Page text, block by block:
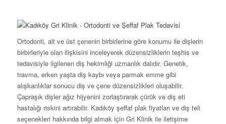
Ortodonti, alt ve üst çenenin birbirlerine göre konumu ile dişlerin
birbirleriyle olan ilişkisini inceleyerek düzensizliklerin teşhis ve
tedavisiyle ilgilenen diş hekimliği uzmanlık dalıdır. Genetik,
travma, erken yaşta diş kaybı veya parmak emme gibi
alışkanlıklar sonucu diş ve çene düzensizlikleri oluşabilir.
Çapraşık dişler ağız hijyenini zorlaştırarak çürük ve diş eti
hastalığı riskini artırabilir. Kadıköy şeffaf plak fiyatları ve diş teli
seçenekleri hakkında bilgi almak için Gri Klinik ile iletişime